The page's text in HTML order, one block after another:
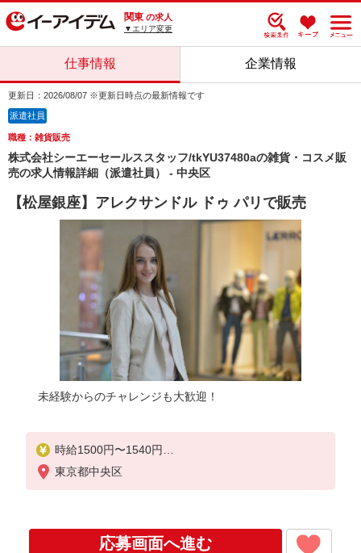
関東 の求人
▼エリア変更
仕事情報 企業情報
更新日：2026/08/07 ※更新日時点の最新情報です
派遣社員
職種：雑貨販売
株式会社シーエーセールススタッフ/tkYU37480aの雑貨・コスメ販
売の求人情報詳細（派遣社員） - 中央区
【松屋銀座】アレクサンドル ドゥ パリで販売
未経験からのチャレンジも大歓迎！
時給1500円〜1540円
【月給例】時給1500円 実働7.5H×21日勤務の場合
東京都中央区
応募画面へ進む